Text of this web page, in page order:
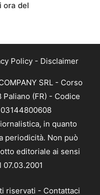
ora del
Policy - Disclaimer
SRL - Corso
(FR) - Codice
in quanto
periodicità. Non può
editoriale ai sensi
riservati - Contattaci